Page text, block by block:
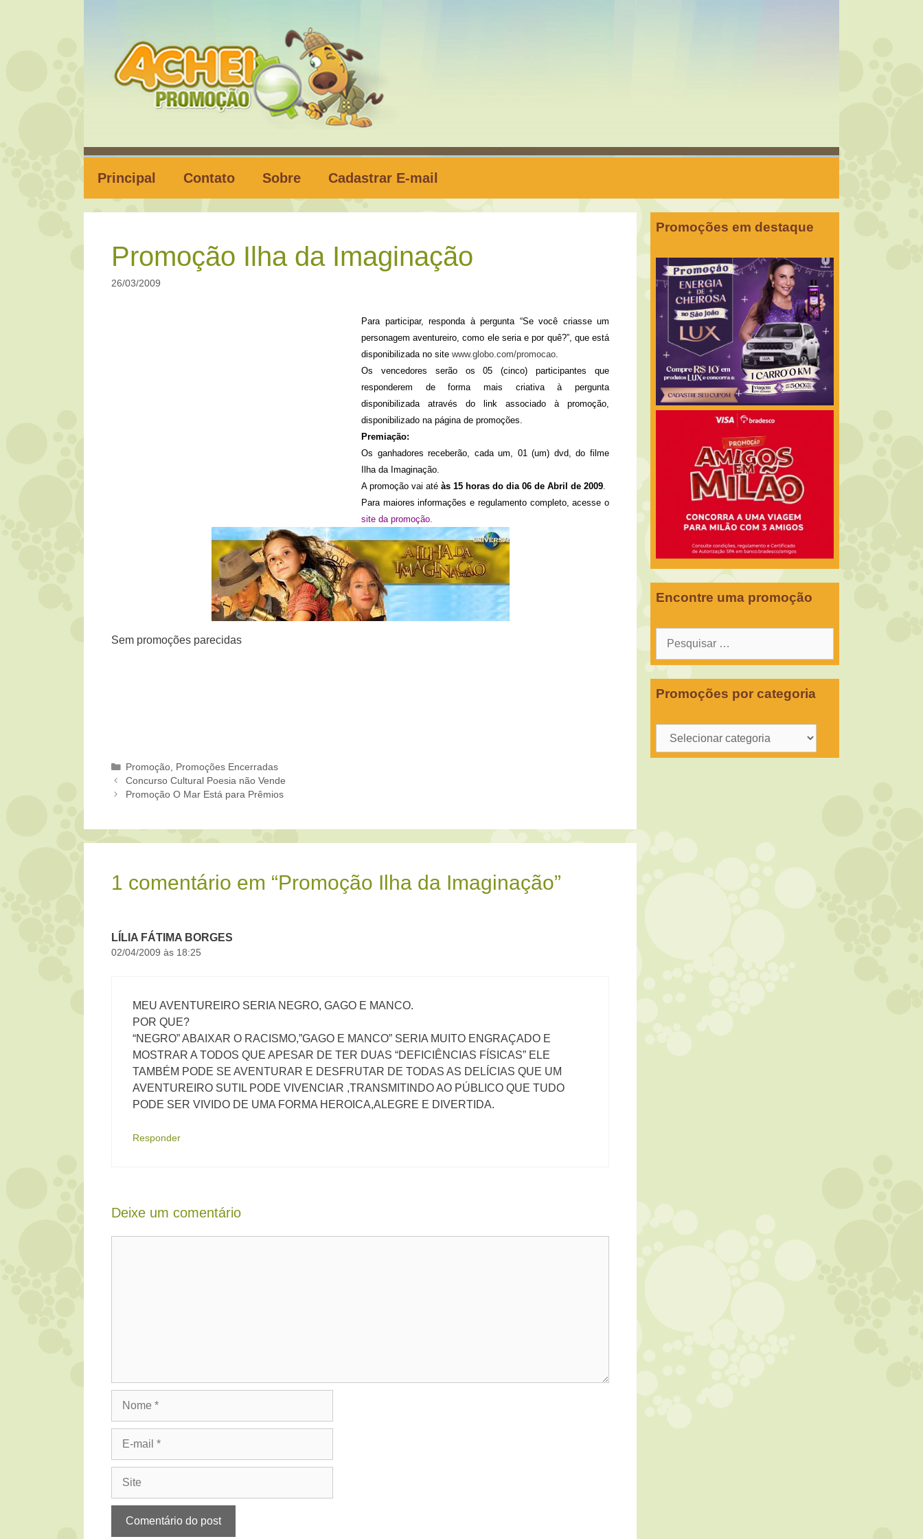
Principal Contato Sobre Cadastrar E-mail
Promoção Ilha da Imaginação
26/03/2009
Para participar, responda à pergunta “Se você criasse um
personagem aventureiro, como ele seria e por quê?”, que está
disponibilizada no site www.globo.com/promocao.
Os vencedores serão os 05 (cinco) participantes que
responderem de forma mais criativa à pergunta
disponibilizada através do link associado à promoção,
disponibilizado na página de promoções.
Premiação:
Os ganhadores receberão, cada um, 01 (um) dvd, do filme
Ilha da Imaginação.
A promoção vai até às 15 horas do dia 06 de Abril de 2009.
Para maiores informações e regulamento completo, acesse o
site da promoção.
Sem promoções parecidas
Categorias
Promoção Promoções Encerradas
Concurso Cultural Poesia não Vende
Promoção O Mar Está para Prêmios
1 comentário em “Promoção Ilha da Imaginação”
LÍLIA FÁTIMA BORGES
02/04/2009 às 18:25
MEU AVENTUREIRO SERIA NEGRO, GAGO E MANCO.
POR QUE?
“NEGRO” ABAIXAR O RACISMO,”GAGO E MANCO” SERIA MUITO ENGRAÇADO E
MOSTRAR A TODOS QUE APESAR DE TER DUAS “DEFICIÊNCIAS FÍSICAS” ELE
TAMBÉM PODE SE AVENTURAR E DESFRUTAR DE TODAS AS DELÍCIAS QUE UM
AVENTUREIRO SUTIL PODE VIVENCIAR ,TRANSMITINDO AO PÚBLICO QUE TUDO
PODE SER VIVIDO DE UMA FORMA HEROICA,ALEGRE E DIVERTIDA.
Responder
Deixe um comentário
Promoções em destaque
Encontre uma promoção
Pesquisar
Promoções por categoria
Promoções
por